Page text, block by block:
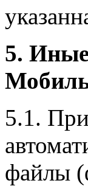
5.
5.1.
файлы